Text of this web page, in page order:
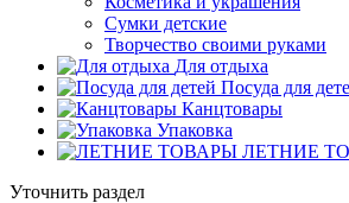
Сумки детские
Творчество своими руками
Для отдыха
Посуда для
Канцтовары
Упаковка
ЛЕТНИЕ
Уточнить раздел